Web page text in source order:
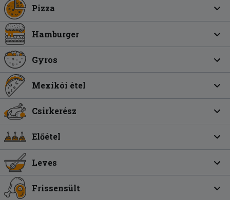
Pizza
Hamburger
Gyros
Mexikói étel
Csirkerész
Előétel
Leves
Frissensült